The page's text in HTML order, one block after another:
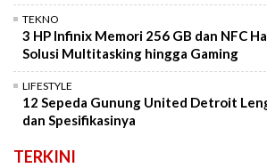
TEKNO
3 HP Infinix Memori 256 GB dan NFC
Solusi Multitasking hingga Gaming
LIFESTYLE
12 Sepeda Gunung United Detroit
dan Spesifikasinya
TERKINI